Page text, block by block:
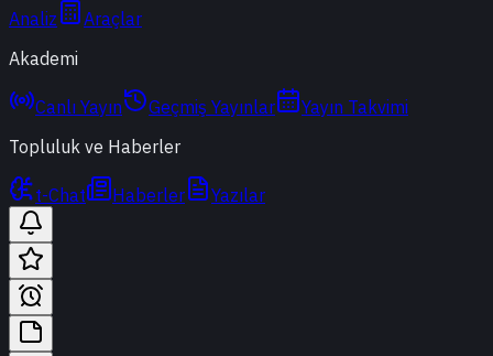
Analiz
Araçlar
Akademi
Canlı Yayın Geçmiş Yayınlar
Yayın Takvimi
Topluluk ve Haberler
t-Chat Haberler Yazılar